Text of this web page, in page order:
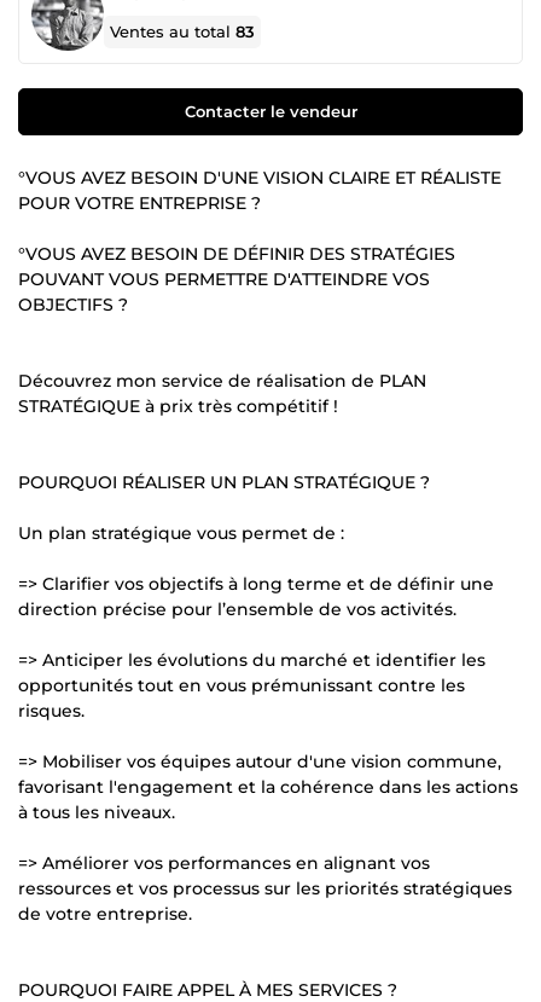
Ventes au total83
Contacter le vendeur
°VOUS AVEZ BESOIN D'UNE VISION CLAIRE ET RÉALISTE
POUR VOTRE ENTREPRISE ?
°VOUS AVEZ BESOIN DE DÉFINIR DES STRATÉGIES
POUVANT VOUS PERMETTRE D'ATTEINDRE VOS
OBJECTIFS ?
Découvrez mon service de réalisation de PLAN
STRATÉGIQUE à prix très compétitif !
POURQUOI RÉALISER UN PLAN STRATÉGIQUE ?
Un plan stratégique vous permet de :
=> Clarifier vos objectifs à long terme et de définir une
direction précise pour l’ensemble de vos activités.
=> Anticiper les évolutions du marché et identifier les
opportunités tout en vous prémunissant contre les
risques.
=> Mobiliser vos équipes autour d'une vision commune,
favorisant l'engagement et la cohérence dans les actions
à tous les niveaux.
=> Améliorer vos performances en alignant vos
ressources et vos processus sur les priorités stratégiques
de votre entreprise.
POURQUOI FAIRE APPEL À MES SERVICES ?